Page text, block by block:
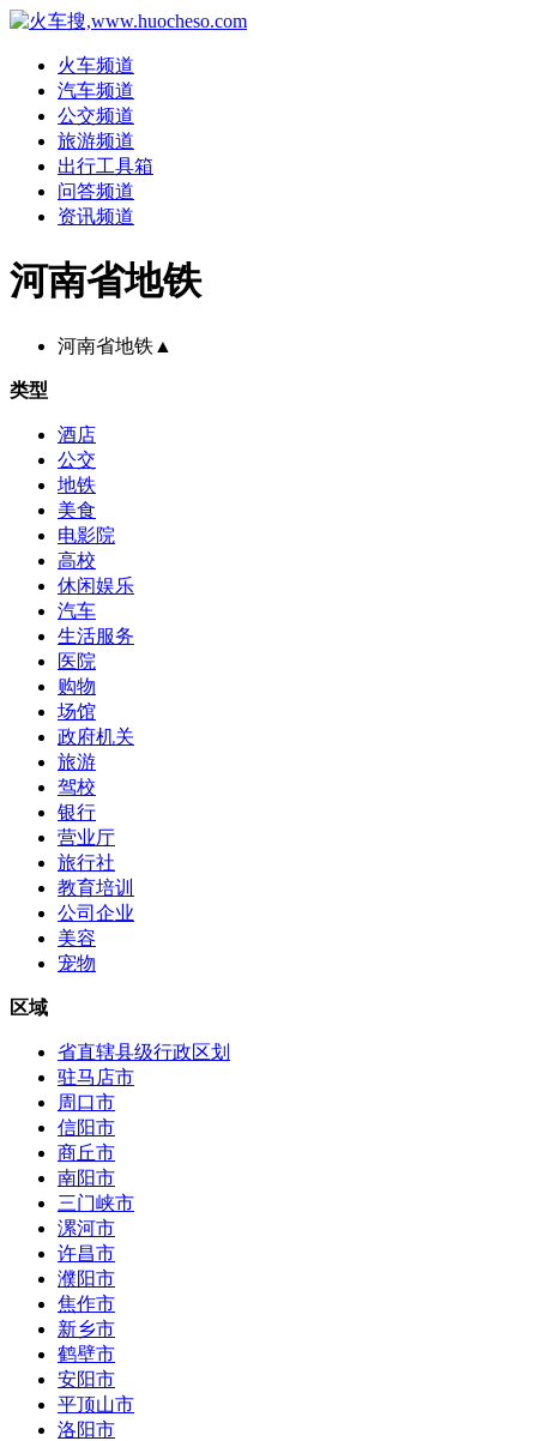
火车频道
汽车频道
公交频道
旅游频道
出行工具箱
问答频道
资讯频道
河南省地铁
河南省地铁 ▲
类型
酒店
公交
地铁
美食
电影院
高校
休闲娱乐
汽车
生活服务
医院
购物
场馆
政府机关
旅游
驾校
银行
营业厅
旅行社
教育培训
公司企业
美容
宠物
区域
省直辖县级行政区划
驻马店市
周口市
信阳市
商丘市
南阳市
三门峡市
漯河市
许昌市
濮阳市
焦作市
新乡市
鹤壁市
安阳市
平顶山市
洛阳市